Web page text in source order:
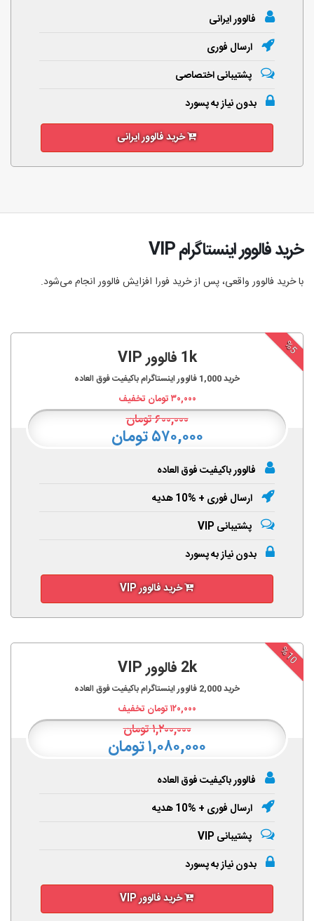
فالوور ایرانی
ارسال فوری
پشتیبانی اختصاصی
بدون نیاز به پسورد
خرید فالوور ایرانی
خرید فالوور اینستاگرام VIP
با خرید فالوور واقعی، پس از خرید فورا افزایش فالوور انجام‌ می‌شود.
%5 1k فالوور VIP
خرید1,000 فالوور اینستاگرام باکیفیت فوق العاده
۳۰,۰۰۰تومان تخفیف
۶۰۰,۰۰۰تومان
۵۷۰,۰۰۰ تومان
فالوور باکیفیت فوق العاده
ارسال فوری + %10 هدیه
پشتیبانی VIP
بدون نیاز به پسورد
خرید فالوور VIP
%10
2k فالوور VIP
خرید2,000 فالوور اینستاگرام باکیفیت فوق العاده
۱۲۰,۰۰۰تومان تخفیف
۱,۲۰۰,۰۰۰تومان
۱,۰۸۰,۰۰۰ تومان
فالوور باکیفیت فوق العاده
ارسال فوری + %10 هدیه
پشتیبانی VIP
بدون نیاز به پسورد
خرید فالوور VIP